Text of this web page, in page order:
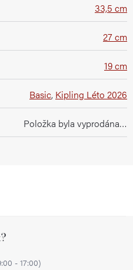
33,5 cm
27 cm
19 cm
Basic, Kipling Léto 2026
Položka byla vyprodána…
- 17:00)